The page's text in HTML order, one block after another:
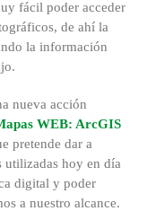
fácil poder acceder
de ahí la
la información
nueva acción
WEB: ArcGIS
pretende dar a
utilizadas hoy en día
digital y poder
a nuestro alcance.